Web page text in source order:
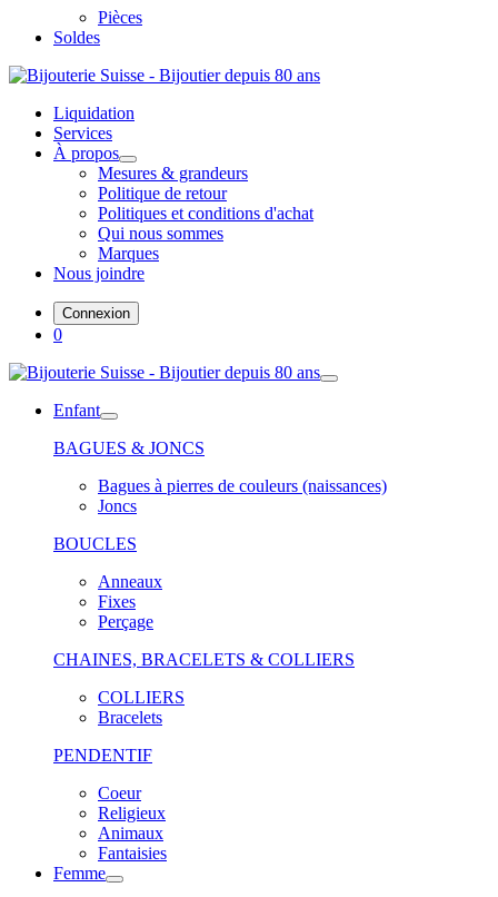
Pièces
Soldes
Liquidation
Services
À propos
Mesures & grandeurs
Politique de retour
Politiques et conditions d'achat
Qui nous sommes
Marques
Nous joindre
Connexion
0
Enfant
BAGUES & JONCS
Bagues à pierres de couleurs (naissances)
Joncs
BOUCLES
Anneaux
Fixes
Perçage
CHAINES, BRACELETS & COLLIERS
COLLIERS
Bracelets
PENDENTIF
Coeur
Religieux
Animaux
Fantaisies
Femme